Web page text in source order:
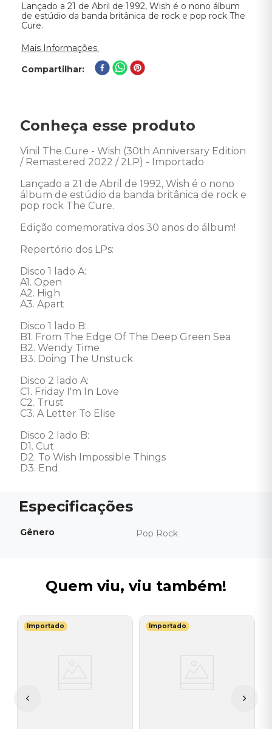
Lançado a 21 de Abril de 1992, Wish é o nono álbum
de estúdio da banda britânica de rock e pop rock The
Cure.
Mais Informações.
Compartilhar
Conheça esse produto
Vinil The Cure - Wish (30th Anniversary Edition
/ Remastered 2022 / 2LP) - Importado
Lançado a 21 de Abril de 1992, Wish é o nono
álbum de estúdio da banda britânica de rock e
pop rock The Cure.
Edição comemorativa dos 30 anos do álbum!
Repertório dos LPs:
Disco 1 lado A:
A1. Open
A2. High
A3. Apart
Disco 1 lado B:
B1. From The Edge Of The Deep Green Sea
B2. Wendy Time
B3. Doing The Unstuck
Disco 2 lado A:
C1. Friday I'm In Love
C2. Trust
C3. A Letter To Elise
Disco 2 lado B:
D1. Cut
D2. To Wish Impossible Things
D3. End
Gênero Pop Rock
Quem viu, viu também!
Importado Importado